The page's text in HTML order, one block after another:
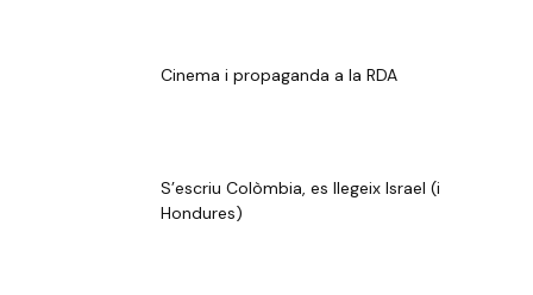
Cinema i propaganda a la RDA
S’escriu Colòmbia, es llegeix Israel (i
Hondures)